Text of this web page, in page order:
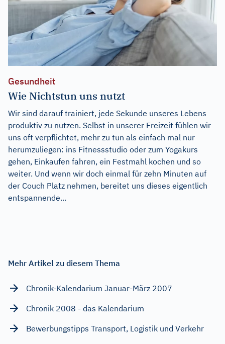
Gesundheit
Wie Nichtstun uns nutzt
Wir sind darauf trainiert, jede Sekunde unseres Lebens
produktiv zu nutzen. Selbst in unserer Freizeit fühlen wir
uns oft verpflichtet, mehr zu tun als einfach mal nur
herumzuliegen: ins Fitnessstudio oder zum Yogakurs
gehen, Einkaufen fahren, ein Festmahl kochen und so
weiter. Und wenn wir doch einmal für zehn Minuten auf
der Couch Platz nehmen, bereitet uns dieses eigentlich
entspannende...
Mehr Artikel zu diesem Thema
Chronik-Kalendarium Januar-März 2007
Chronik 2008 - das Kalendarium
Bewerbungstipps Transport, Logistik und Verkehr